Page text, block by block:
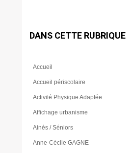
DANS CETTE RUBRIQUE
Accueil
Accueil périscolaire
Activité Physique Adaptée
Affichage urbanisme
Ainés / Séniors
Anne-Cécile GAGNE